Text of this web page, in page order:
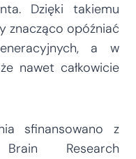
Dzięki takiemu
znacząco opóźniać
a w
nawet całkowicie
sfinansowano z
Research